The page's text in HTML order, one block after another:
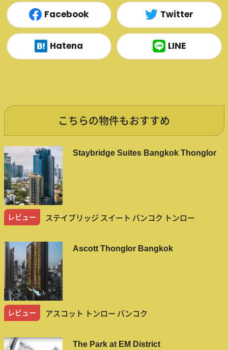
Facebook Twitter
Hatena LINE
こちらの物件もおすすめ
Staybridge Suites Bangkok Thonglor
レビュー ステイブリッジ スイート バンコク トンロー
Ascott Thonglor Bangkok
レビュー アスコット トンロー バンコク
The Park at EM District